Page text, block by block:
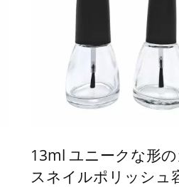
す。 異なるブラシが利用可
型または平型のスティック
たは黒のデュポンナイロン
り、1分で爪をスムーズにカ
ます。 ボトルとキャップに
クスクリーン印刷でロゴを
するためのブランドボトル
す。
13ml ユニークな形
スネイルポリッシュ